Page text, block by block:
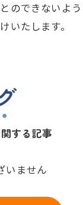
のできないよ
いたします。
する記事
いません